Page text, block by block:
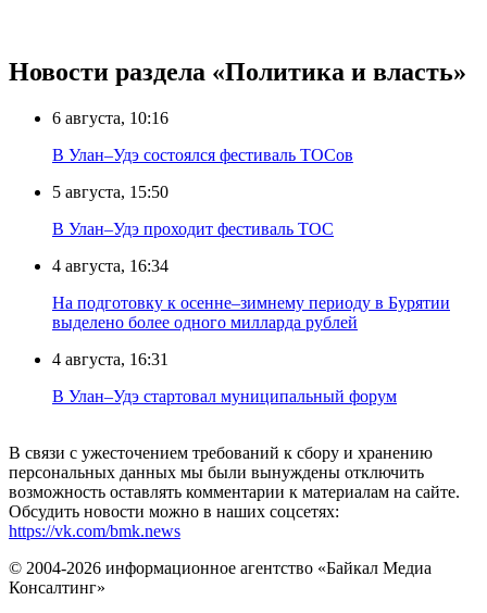
Новости раздела «Политика и власть»
6 августа, 10:16
В Улан–Удэ состоялся фестиваль ТОСов
5 августа, 15:50
В Улан–Удэ проходит фестиваль ТОС
4 августа, 16:34
На подготовку к осенне–зимнему периоду в Бурятии
выделено более одного милларда рублей
4 августа, 16:31
В Улан–Удэ стартовал муниципальный форум
В связи с ужесточением требований к сбору и хранению
персональных данных мы были вынуждены отключить
возможность оставлять комментарии к материалам на сайте.
Обсудить новости можно в наших соцсетях:
https://vk.com/bmk.news
© 2004-2026 информационное агентство «Байкал Медиа
Консалтинг»